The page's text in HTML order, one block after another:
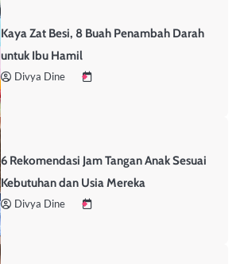
Kaya Zat Besi, 8 Buah Penambah Darah
untuk Ibu Hamil
Divya Dine
6 Rekomendasi Jam Tangan Anak Sesuai
Kebutuhan dan Usia Mereka
Divya Dine